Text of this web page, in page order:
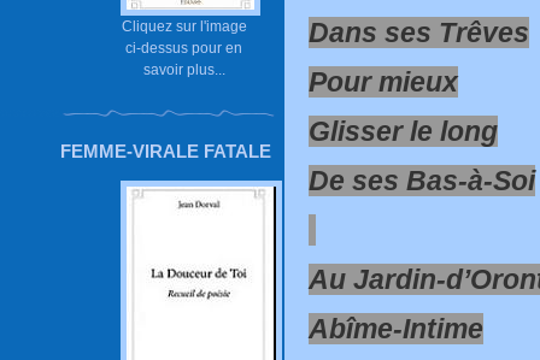
Cliquez sur l'image
ci-dessus pour en
savoir plus...
FEMME-VIRALE FATALE
Dans ses Trêves
Pour mieux
Glisser le long
De ses Bas-à-Soi
Au Jardin-
Abîme-Intime